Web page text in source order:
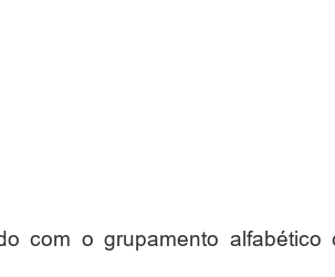
com o grupamento alfabético